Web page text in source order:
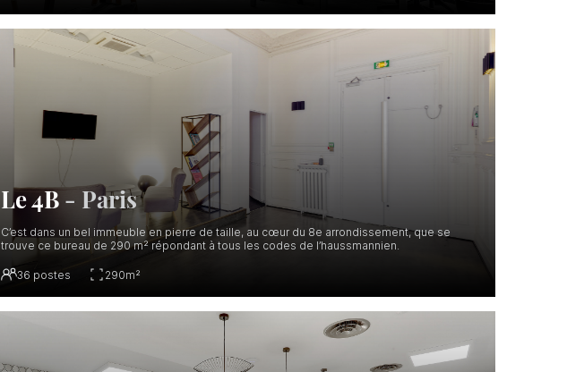
Le 4B - Paris
C’est dans un bel immeuble en pierre de taille, au cœur du 8e arrondissement, que se
trouve ce bureau de 290 m² répondant à tous les codes de l’haussmannien.
36 postes 290m²